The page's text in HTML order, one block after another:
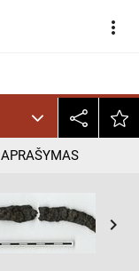
more_vert
APRAŠYMAS
keyboard_arrow_right